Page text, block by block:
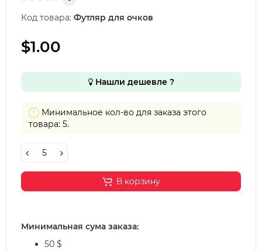
Код товара: Футляр для очков
$1.00
Нашли дешевле ?
Минимальное кол-во для заказа этого
товара: 5.
В корзину
Минимальная сума заказа:
50 $